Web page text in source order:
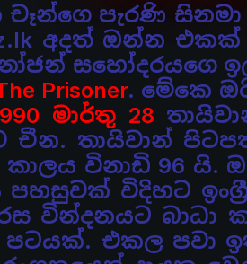
චෑන්ගෙ පැරණි
අදත් ඔන්න එකක්
සහෝදරයගෙ
Prisoner. මේකෙ
මාර්තු 28
චීන. තායිවාන්
විනාඩි 96 යි.
පහසුවක් විදිහට
වින්දනයට බාධා
පටයක්. එකල පවා